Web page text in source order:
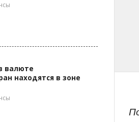
валюте
находятся в зоне